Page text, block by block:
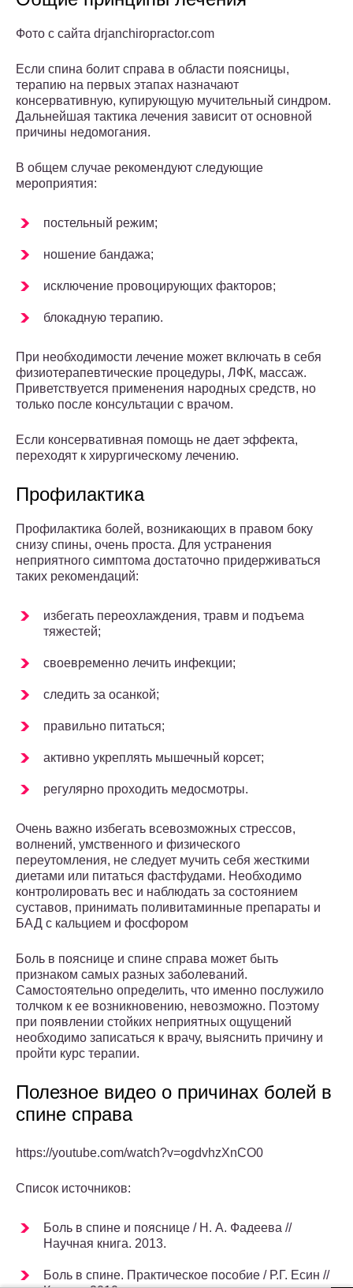
Фото с сайта drjanchiropractor.com
Если спина болит справа в области поясницы,
терапию на первых этапах назначают
консервативную, купирующую мучительный синдром.
Дальнейшая тактика лечения зависит от основной
причины недомогания.
В общем случае рекомендуют следующие
мероприятия:
постельный режим;
ношение бандажа;
исключение провоцирующих факторов;
блокадную терапию.
При необходимости лечение может включать в себя
физиотерапевтические процедуры, ЛФК, массаж.
Приветствуется применения народных средств, но
только после консультации с врачом.
Если консервативная помощь не дает эффекта,
переходят к хирургическому лечению.
Профилактика
Профилактика болей, возникающих в правом боку
снизу спины, очень проста. Для устранения
неприятного симптома достаточно придерживаться
таких рекомендаций:
избегать переохлаждения, травм и подъема
тяжестей;
своевременно лечить инфекции;
следить за осанкой;
правильно питаться;
активно укреплять мышечный корсет;
регулярно проходить медосмотры.
Очень важно избегать всевозможных стрессов,
волнений, умственного и физического
переутомления, не следует мучить себя жесткими
диетами или питаться фастфудами. Необходимо
контролировать вес и наблюдать за состоянием
суставов, принимать поливитаминные препараты и
БАД с кальцием и фосфором
Боль в пояснице и спине справа может быть
признаком самых разных заболеваний.
Самостоятельно определить, что именно послужило
толчком к ее возникновению, невозможно. Поэтому
при появлении стойких неприятных ощущений
необходимо записаться к врачу, выяснить причину и
пройти курс терапии.
Полезное видео о причинах болей в
спине справа
https://youtube.com/watch?v=ogdvhzXnCO0
Список источников:
Боль в спине и пояснице / Н. А. Фадеева //
Научная книга. 2013.
Боль в спине. Практическое пособие / Р.Г. Есин //